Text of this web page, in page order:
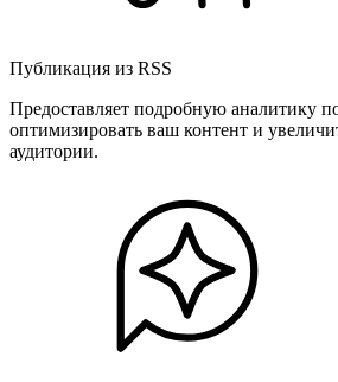
Публикация из RSS
Предоставляет подробную аналитику
оптимизировать ваш контент и
аудитории.